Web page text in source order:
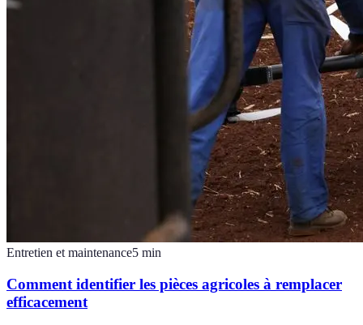
Entretien et maintenance5 min
Comment identifier les pièces agricoles à remplacer
efficacement